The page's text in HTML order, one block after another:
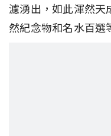
濾湧出，如此渾然天
然紀念物和名水百選